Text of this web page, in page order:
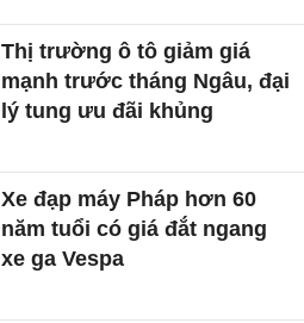
Thị trường ô tô giảm giá
mạnh trước tháng Ngâu, đại
lý tung ưu đãi khủng
Xe đạp máy Pháp hơn 60
năm tuổi có giá đắt ngang
xe ga Vespa